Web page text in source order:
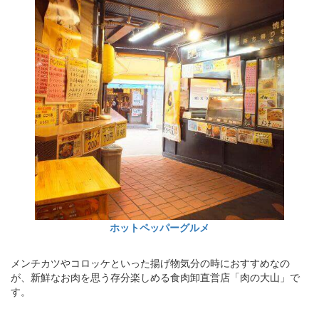
ホットペッパーグルメ
メンチカツやコロッケといった揚げ物気分の時におすすめなの
が、新鮮なお肉を思う存分楽しめる食肉卸直営店「肉の大山」で
す。